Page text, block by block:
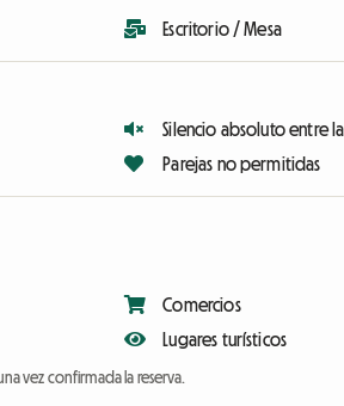
Escritorio / Mesa
Silencio absoluto entre
Parejas no permitidas
Comercios
Lugares turísticos
vez confirmada la reserva.